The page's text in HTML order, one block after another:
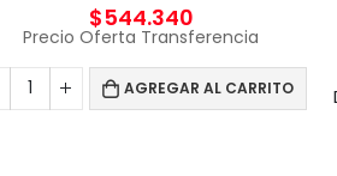
$544.340
Precio Oferta Transferencia
AGREGAR AL CARRITO